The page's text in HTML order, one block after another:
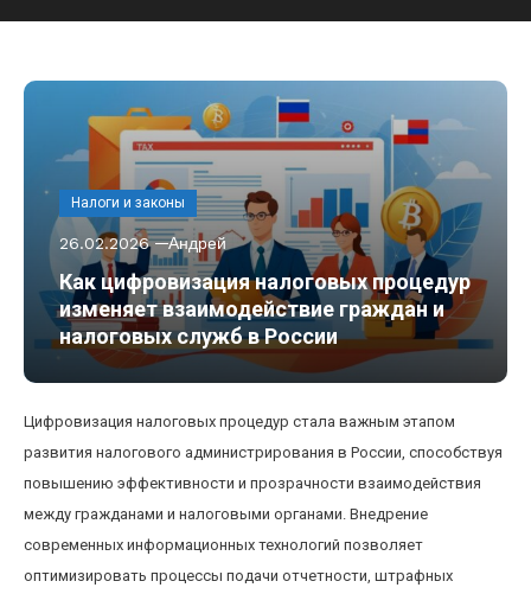
Налоги и законы
26.02.2026 Андрей
Как цифровизация налоговых процедур
изменяет взаимодействие граждан и
налоговых служб в России
Цифровизация налоговых процедур стала важным этапом
развития налогового администрирования в России, способствуя
повышению эффективности и прозрачности взаимодействия
между гражданами и налоговыми органами. Внедрение
современных информационных технологий позволяет
оптимизировать процессы подачи отчетности, штрафных